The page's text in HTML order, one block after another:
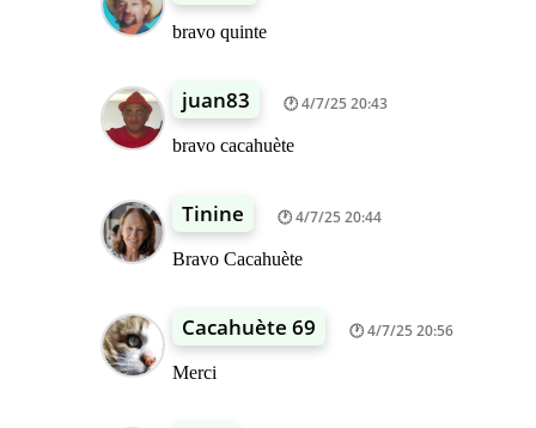
bravo quinte
juan83 4/7/25 20:43
bravo cacahuète
Tinine 4/7/25 20:44
Bravo Cacahuète
Cacahuète 69 4/7/25 20:56
Merci